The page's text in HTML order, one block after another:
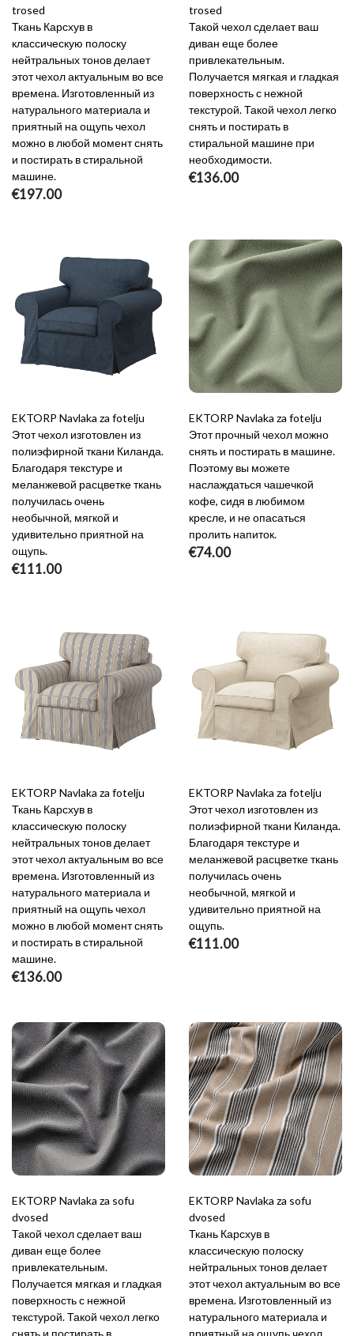
trosed
Ткань Карсхув в
классическую полоску
нейтральных тонов делает
этот чехол актуальным во все
времена. Изготовленный из
натурального материала и
приятный на ощупь чехол
можно в любой момент снять
и постирать в стиральной
машине.
€197.00
trosed
Такой чехол сделает ваш
диван еще более
привлекательным.
Получается мягкая и гладкая
поверхность с нежной
текстурой. Такой чехол легко
снять и постирать в
стиральной машине при
необходимости.
€136.00
EKTORP Navlaka za fotelju
Этот чехол изготовлен из
полиэфирной ткани Киланда.
Благодаря текстуре и
меланжевой расцветке ткань
получилась очень
необычной, мягкой и
удивительно приятной на
ощупь.
€111.00
EKTORP Navlaka za fotelju
Этот прочный чехол можно
снять и постирать в машине.
Поэтому вы можете
наслаждаться чашечкой
кофе, сидя в любимом
кресле, и не опасаться
пролить напиток.
€74.00
EKTORP Navlaka za fotelju
Ткань Карсхув в
классическую полоску
нейтральных тонов делает
этот чехол актуальным во все
времена. Изготовленный из
натурального материала и
приятный на ощупь чехол
можно в любой момент снять
и постирать в стиральной
машине.
€136.00
EKTORP Navlaka za fotelju
Этот чехол изготовлен из
полиэфирной ткани Киланда.
Благодаря текстуре и
меланжевой расцветке ткань
получилась очень
необычной, мягкой и
удивительно приятной на
ощупь.
€111.00
EKTORP Navlaka za sofu
dvosed
Такой чехол сделает ваш
диван еще более
привлекательным.
Получается мягкая и гладкая
поверхность с нежной
текстурой. Такой чехол легко
снять и постирать в
EKTORP Navlaka za sofu
dvosed
Ткань Карсхув в
классическую полоску
нейтральных тонов делает
этот чехол актуальным во все
времена. Изготовленный из
натурального материала и
приятный на ощупь чехол